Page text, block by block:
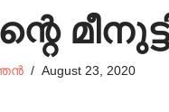
August 23, 2020